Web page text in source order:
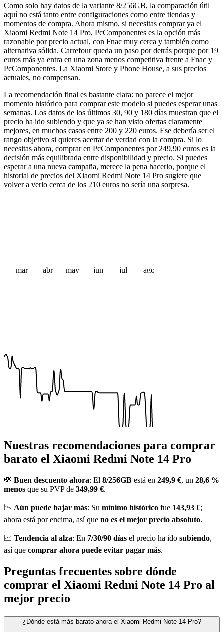
Como solo hay datos de la variante 8/256GB, la comparación útil
aquí no está tanto entre configuraciones como entre tiendas y
momentos de compra. Ahora mismo, si necesitas comprar ya el
Xiaomi Redmi Note 14 Pro, PcComponentes es la opción más
razonable por precio actual, con Fnac muy cerca y también como
alternativa sólida. Carrefour queda un paso por detrás porque por 19
euros más ya entra en una zona menos competitiva frente a Fnac y
PcComponentes. La Xiaomi Store y Phone House, a sus precios
actuales, no compensan.
La recomendación final es bastante clara: no parece el mejor
momento histórico para comprar este modelo si puedes esperar unas
semanas. Los datos de los últimos 30, 90 y 180 días muestran que el
precio ha ido subiendo y que ya se han visto ofertas claramente
mejores, en muchos casos entre 200 y 220 euros. Ese debería ser el
rango objetivo si quieres acertar de verdad con la compra. Si lo
necesitas ahora, comprar en PcComponentes por 249,90 euros es la
decisión más equilibrada entre disponibilidad y precio. Si puedes
esperar a una nueva campaña, merece la pena hacerlo, porque el
historial de precios del Xiaomi Redmi Note 14 Pro sugiere que
volver a verlo cerca de los 210 euros no sería una sorpresa.
mar abr may jun jul ago
Nuestras recomendaciones para comprar
barato el Xiaomi Redmi Note 14 Pro
💸 Buen descuento ahora: El 8/256GB está en 249,9 €, un 28,6 %
menos que su PVP de 349,99 €.
📉 Aún puede bajar más: Su mínimo histórico fue 143,93 €;
ahora está por encima, así que no es el mejor precio absoluto.
📈 Tendencia al alza: En 7/30/90 días el precio ha ido subiendo,
así que comprar ahora puede evitar pagar más.
Preguntas frecuentes sobre dónde
comprar el Xiaomi Redmi Note 14 Pro al
mejor precio
¿Dónde está más barato ahora el Xiaomi Redmi Note 14 Pro?